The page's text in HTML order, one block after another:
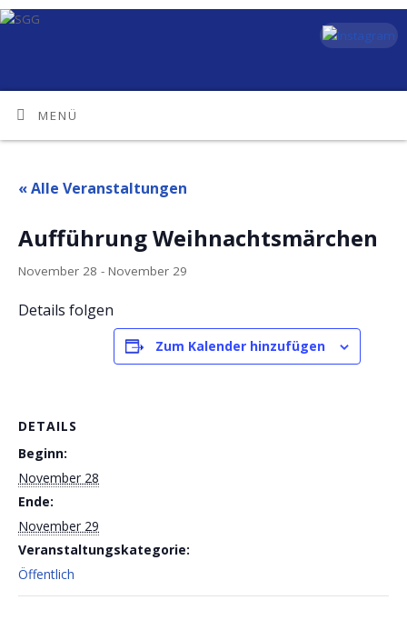
MENÜ
« Alle Veranstaltungen
Aufführung Weihnachtsmärchen
November 28 - November 29
Details folgen
Zum Kalender hinzufügen
DETAILS
Beginn:
November 28
Ende:
November 29
Veranstaltungskategorie:
Öffentlich